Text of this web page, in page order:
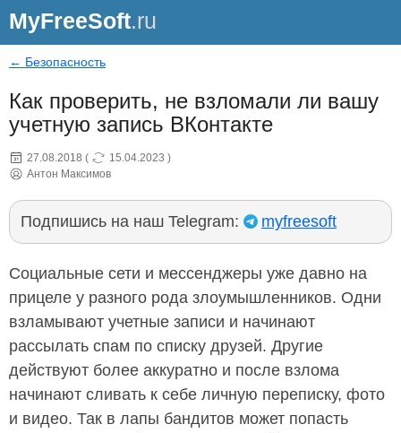
MyFreeSoft.ru
← Безопасность
Как проверить, не взломали ли вашу
учетную запись ВКонтакте
27.08.2018 ( 15.04.2023 )
Антон Максимов
Подпишись на наш Telegram: myfreesoft
Социальные сети и мессенджеры уже давно на
прицеле у разного рода злоумышленников. Одни
взламывают учетные записи и начинают
рассылать спам по списку друзей. Другие
действуют более аккуратно и после взлома
начинают сливать к себе личную переписку, фото
и видео. Так в лапы бандитов может попасть